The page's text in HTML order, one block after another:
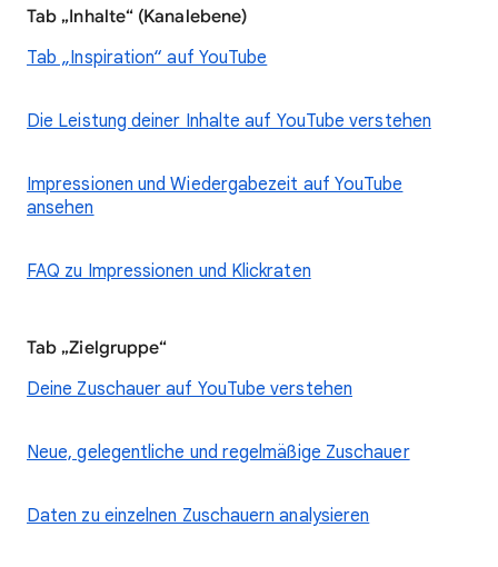
Tab „Inhalte“ (Kanalebene)
Tab „Inspiration“ auf YouTube
Die Leistung deiner Inhalte auf YouTube verstehen
Impressionen und Wiedergabezeit auf YouTube
ansehen
FAQ zu Impressionen und Klickraten
Tab „Zielgruppe“
Deine Zuschauer auf YouTube verstehen
Neue, gelegentliche und regelmäßige Zuschauer
Daten zu einzelnen Zuschauern analysieren